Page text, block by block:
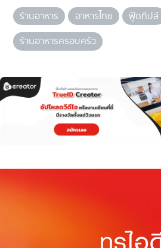
ร้านอาหาร
อาหารไทย
ฟู้ดทิปส์
ร้านอาหารครอบครัว